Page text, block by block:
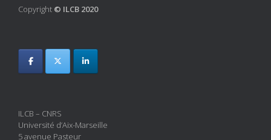
Copyright © ILCB 2020
ILCB – CNRS
Université d’Aix-Marseille
5 avenue Pasteur